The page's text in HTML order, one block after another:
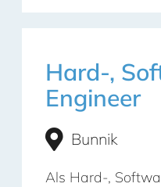
Hard-,
Engineer
Bunnik
Als Hard-,